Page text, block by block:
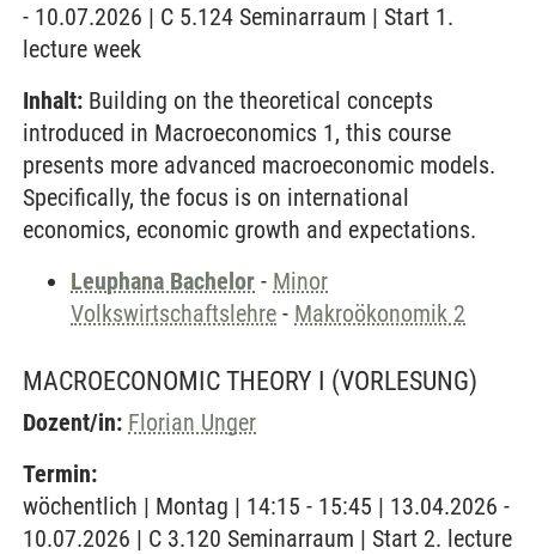
- 10.07.2026 | C 5.124 Seminarraum | Start 1.
lecture week
Inhalt: Building on the theoretical concepts
introduced in Macroeconomics 1, this course
presents more advanced macroeconomic models.
Specifically, the focus is on international
economics, economic growth and expectations.
Leuphana Bachelor - Minor
Volkswirtschaftslehre - Makroökonomik 2
MACROECONOMIC THEORY I (VORLESUNG)
Dozent/in: Florian Unger
Termin:
wöchentlich | Montag | 14:15 - 15:45 | 13.04.2026 -
10.07.2026 | C 3.120 Seminarraum | Start 2. lecture